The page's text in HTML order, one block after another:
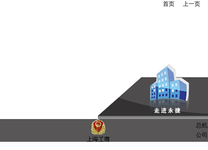
首页 上一页
总机
公